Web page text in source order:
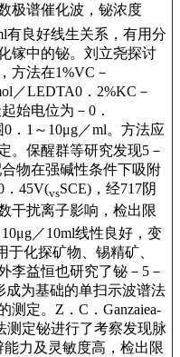
极谱催化波，铋浓度
有良好线生关系，有用分
镓中的铋。刘立尧探讨
方法在1%VC－
／LEDTA0．2%KC－
始电位为－0．
．1～10μg／ml。方法应
。保醒群等研究发现5－
物在强碱性条件下吸附
．45V(vsSCE)，经717阴
干扰离子影响，检出限
／10ml线性良好，变
于化探矿物、锡精矿、
李益恒也研究了铋－5－
成为基础的单扫示波谱法
测定。Z．C．Ganzaiea-
测定铋进行了考察发现脉
力及灵敏度高，检出限